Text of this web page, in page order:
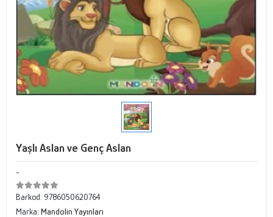
Yaşlı Aslan ve Genç Aslan
-
Barkod: 9786050620764
Marka: Mandolin Yayınları